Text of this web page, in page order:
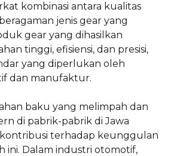
kombinasi antara kualitas
jenis gear yang
gear yang dihasilkan
tinggi, efisiensi, dan presisi,
yang diperlukan oleh
dan manufaktur.
baku yang melimpah dan
di pabrik-pabrik di Jawa
terhadap keunggulan
ini. Dalam industri otomotif,